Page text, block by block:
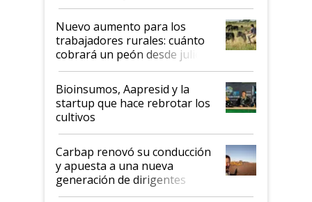
Nuevo aumento para los
trabajadores rurales: cuánto
cobrará un peón desde julio
Bioinsumos, Aapresid y la
startup que hace rebrotar los
cultivos
Carbap renovó su conducción
y apuesta a una nueva
generación de dirigentes
rurales